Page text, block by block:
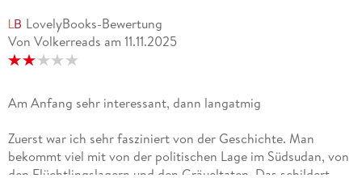
LovelyBooks-Bewertung
Von Volkerreads am 11.11.2025
Am Anfang sehr interessant, dann langatmig
Zuerst war ich sehr fasziniert von der Geschichte. Man
bekommt viel mit von der politischen Lage im Südsudan, von
den Flüchtlingslagern und den Gräueltaten. Das schildert